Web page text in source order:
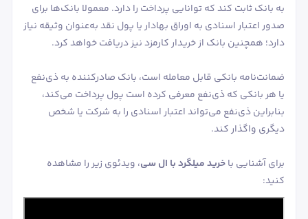
به بانک ثابت کند که توانایی پرداخت را دارد. معمولا بانک‌ها برای
صدور اعتبار اسنادی به اوراق بهادار یا پول نقد به‌عنوان وثیقه نیاز
دارد؛ همچنین بانک از خریدار کارمزد نیز دریافت خواهد کرد.
ضمانت‌نامه بانکی قابل معامله است، بانک صادرکننده به ذی‌نفع
یا هر بانکی که ذی‌نفع معرفی کرده است پول پرداخت می‌کند،
بنابراین ذی‌نفع می‌تواند اعتبار اسنادی را به شرکت یا شخص
دیگری واگذار کند.
برای آشنایی باخرید میلگرد با ال سی، ویدئوی زیر را مشاهده
کنید: